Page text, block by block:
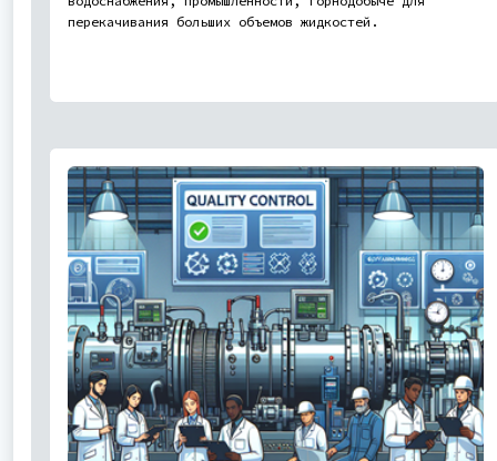
перекачивания больших объемов жидкостей.